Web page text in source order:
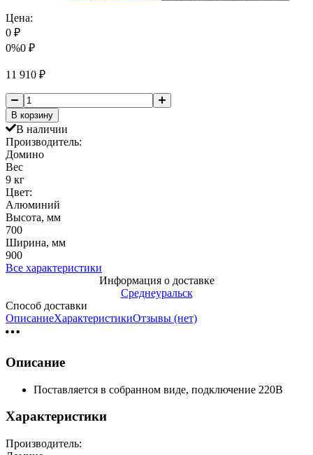
Цена:
0 ₽
0%0 ₽
11 910 ₽
В корзину
В наличии
Производитель:
Домино
Вес
9 кг
Цвет:
Алюминий
Высота, мм
700
Ширина, мм
900
Все характеристики
Информация о доставке
Среднеуральск
Способ доставки
ОписаниеХарактеристикиОтзывы (нет)
Описание
Поставляется в собранном виде, подключение 220В
Характеристики
Производитель: